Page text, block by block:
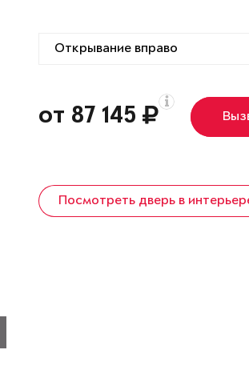
от 87 145
Посмотреть дверь в